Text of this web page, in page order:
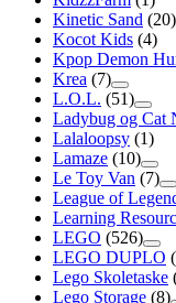
Kinetic Sand (20)
Kocot Kids (4)
Kpop Demon
Krea (7)
L.O.L. (51)
Ladybug og Cat
Lalaloopsy (1)
Lamaze (10)
Le Toy Van (7)
League of
Learning
LEGO (526)
LEGO DUPLO
Lego Skoletaske
Lego Storage (8)